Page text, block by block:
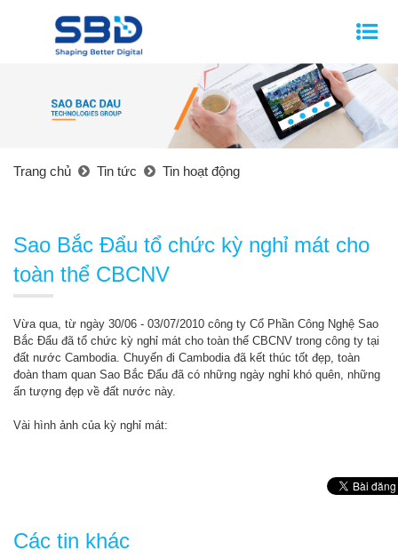
Trang chủ Tin tức Tin hoạt động
Sao Bắc Đẩu tổ chức kỳ nghỉ mát cho
toàn thể CBCNV
Vừa qua, từ ngày 30/06 - 03/07/2010 công ty Cổ Phần Công Nghệ Sao
Bắc Đẩu đã tổ chức kỳ nghỉ mát cho toàn thể CBCNV trong công ty tại
đất nước Cambodia. Chuyến đi Cambodia đã kết thúc tốt đẹp, toàn
đoàn tham quan Sao Bắc Đẩu đã có những ngày nghỉ khó quên, những
ấn tượng đẹp về đất nước này.
Vài hình ảnh của kỳ nghỉ mát:
Các tin khác